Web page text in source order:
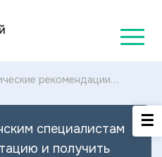
рекомендации
МКБ-10:
путей при беременности
специалистам
и получить